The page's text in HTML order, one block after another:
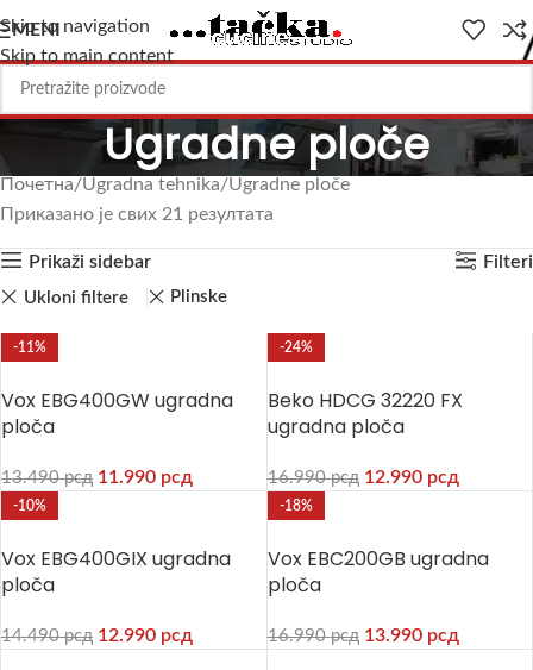
Skip to navigation
Skip to main content
MENI
Ugradne ploče
Почетна Ugradna tehnika Ugradne ploče
Приказано је свих 21 резултата
Prikaži sidebar Filteri
Ukloni filtere Plinske
-11%
Vox EBG400GW ugradna
ploča
13.490рсд 11.990 рсд
-24%
Beko HDCG 32220 FX
ugradna ploča
16.990рсд 12.990 рсд
-10%
Vox EBG400GIX ugradna
ploča
14.490рсд 12.990 рсд
-18%
Vox EBC200GB ugradna
ploča
16.990рсд 13.990 рсд